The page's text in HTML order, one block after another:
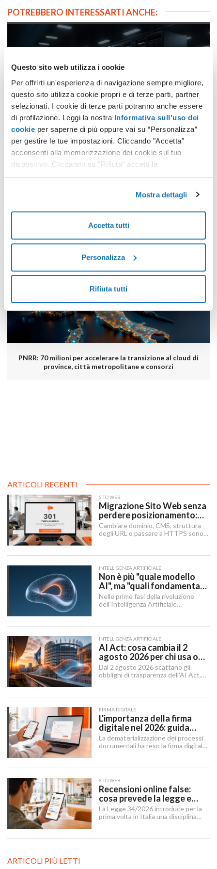
Questo sito web utilizza i cookie
Per offrirti un'esperienza di navigazione sempre migliore,
questo sito utilizza cookie propri e di terze parti, partner
selezionati. I cookie di terze parti potranno anche essere
di profilazione. Leggi la nostra Informativa sull’uso dei
cookie per saperne di più oppure vai su “Personalizza”
per gestire le tue impostazioni. Cliccando "Accetta"
acconsenti alla memorizzazione dei cookie sul tuo
dispositivo. Cliccando su "Rifiuta" accetti la
memorizzazione dei soli cookie necessari.
Mostra dettagli
Accetta tutti
Personalizza
Rifiuta tutti
POTREBBERO INTERESSARTI ANCHE:
Aruba e Microsoft Italia: la risposta alle aziende italiane
che vogliono un servizio su infrastruttu
dati nell'era del cloud sovrano
PNRR: 70 milioni per accelerare la transizione al cloud di
province, città metropolitane e consorzi
ARTICOLI RECENTI
SITO WEB
Migrazione Sito Web senza
perdere posizionamento:
Redirect 301, URL e
Checklist SEO
Cambiare dominio, CMS, struttura
degli URL o passare a HTTPS sono i
ricerca.
INTELLIGENZA ARTIFICIALE
Non è più "quale modello
AI", ma "quali fondamenta":
dati, infrastruttura,
governance
Nelle prime fasi della rivoluzione
dell'Intelligenza Artificiale
"Quale modello dobbiamo usare?".
INTELLIGENZA ARTIFICIALE
AI Act: cosa cambia il 2
agosto 2026 per chi usa o
integra l'AI
Dal 2 agosto 2026 scattano gli
obblighi di trasparenza dell'AI Act,
rinviato quelli sui sistemi ad alto
FIRMA DIGITALE
L'importanza della firma
digitale nel 2026: guida
completa per aziende e
professionisti
La dematerializzazione dei processi
documentali ha reso la firma digitale
SITO WEB
Recensioni online false:
cosa prevede la legge e
cosa possono fare le
imprese
La Legge 34/2026 introduce per la
prima volta in Italia una disciplina
ristorazione e del turismo.
ARTICOLI PIÙ LETTI